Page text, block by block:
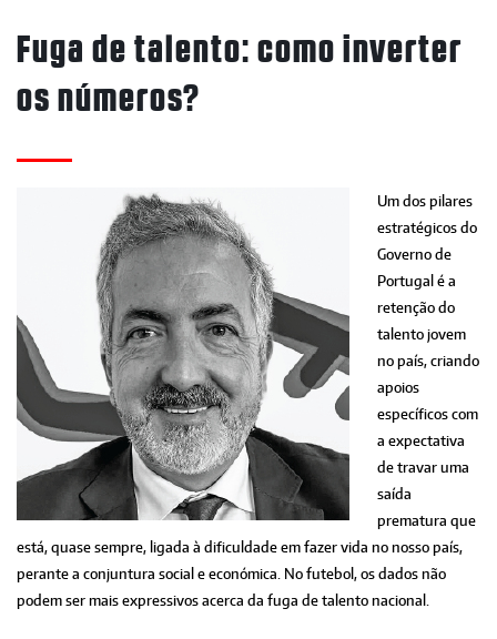
Fuga de talento: como inverter
os números?
Um dos pilares
estratégicos do
Governo de
Portugal é a
retenção do
talento jovem
no país, criando
apoios
específicos com
a expectativa
de travar uma
saída
prematura que
está, quase sempre, ligada à dificuldade em fazer vida no nosso país,
perante a conjuntura social e económica. No futebol, os dados não
podem ser mais expressivos acerca da fuga de talento nacional.